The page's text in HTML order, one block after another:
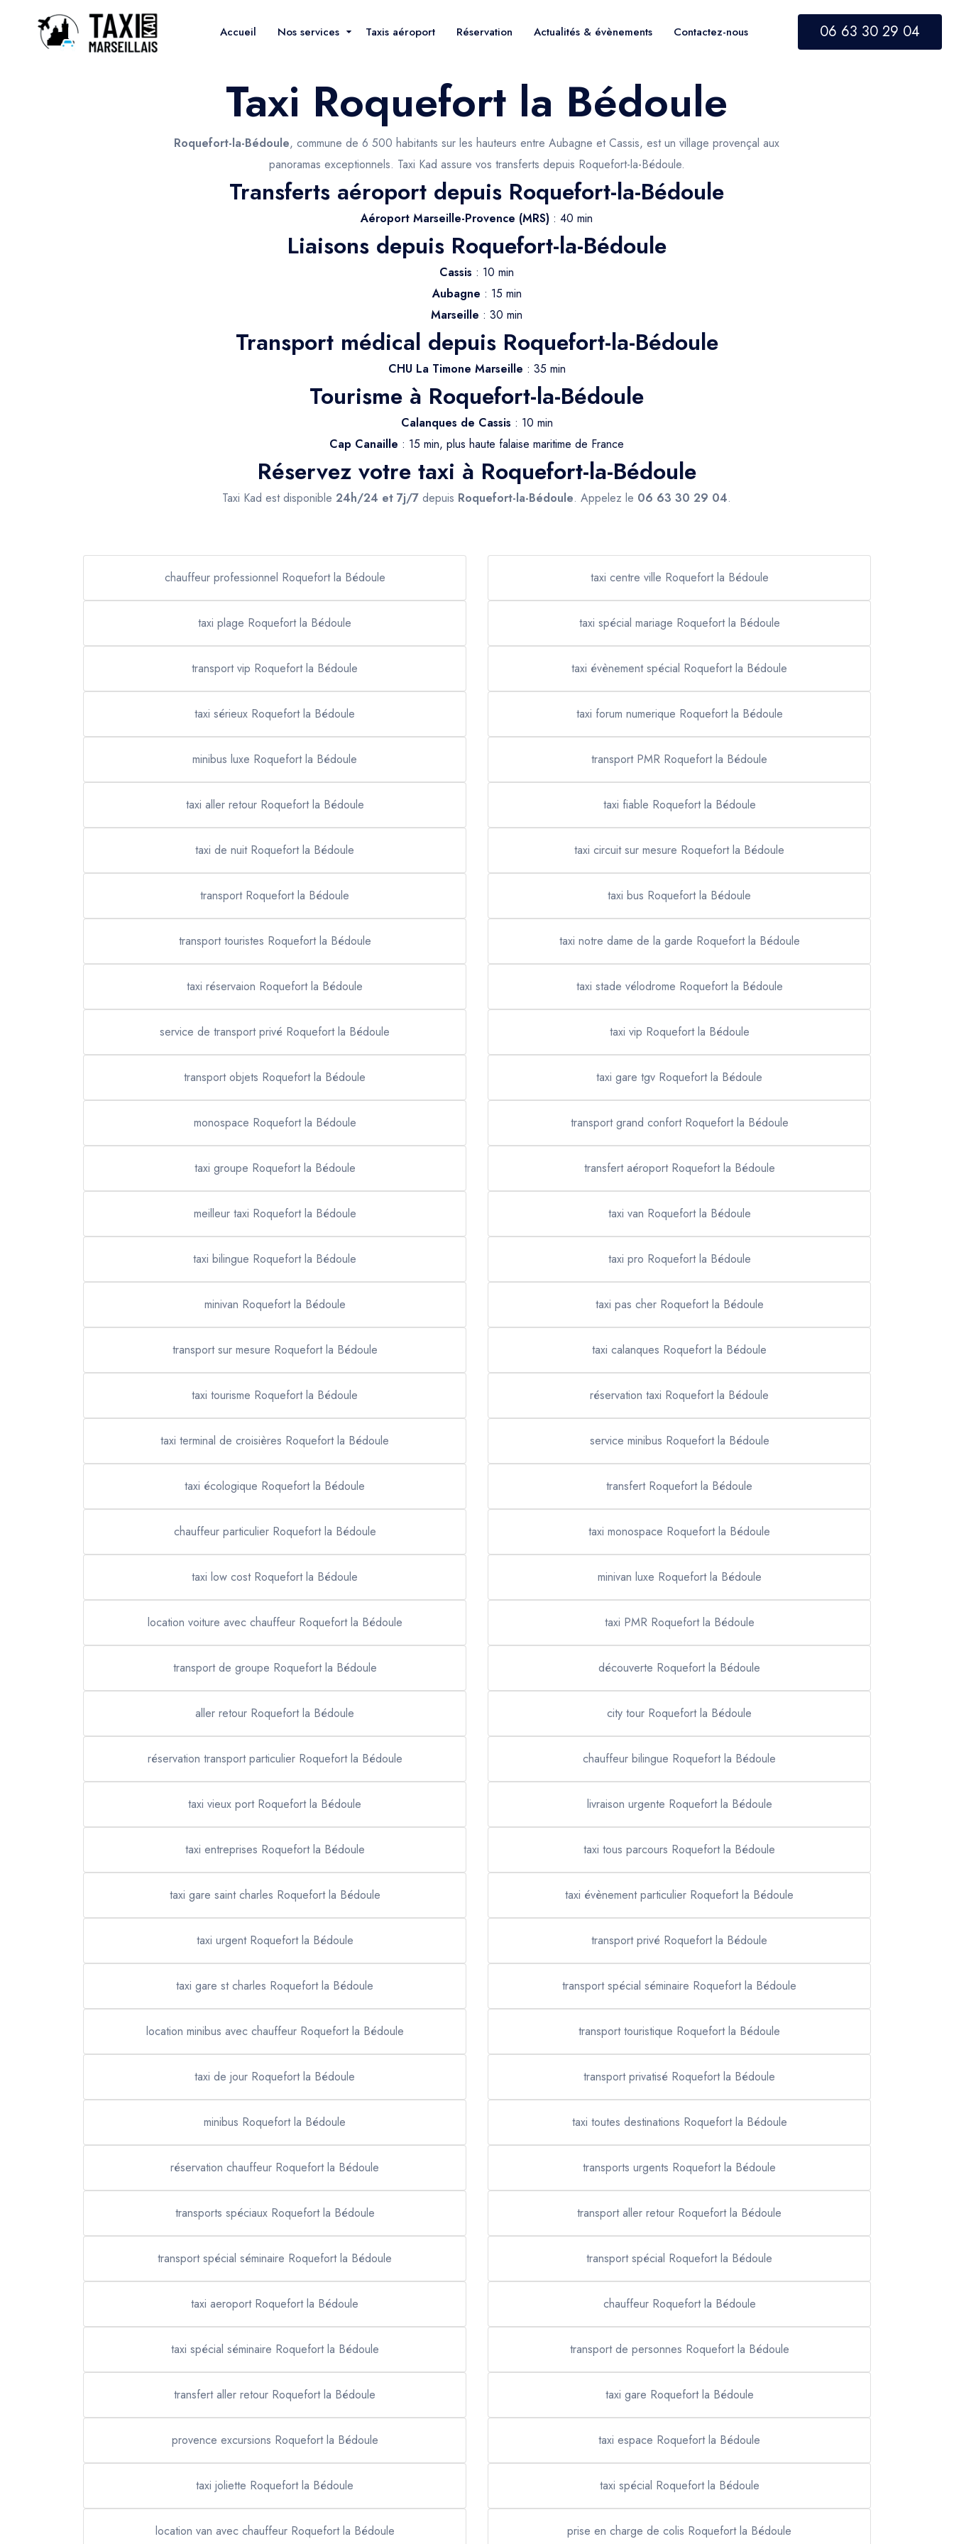
Accueil Nos services Taxis aéroport Réservation Actualités & évènements Contactez-nous 06 63 30 29 04
Taxi Roquefort la Bédoule
Roquefort-la-Bédoule, commune de 6 500 habitants sur les hauteurs entre Aubagne et Cassis, est un village provençal aux
panoramas exceptionnels. Taxi Kad assure vos transferts depuis Roquefort-la-Bédoule.
Transferts aéroport depuis Roquefort-la-Bédoule
Aéroport Marseille-Provence (MRS) : 40 min
Liaisons depuis Roquefort-la-Bédoule
Cassis : 10 min
Aubagne : 15 min
Marseille : 30 min
Transport médical depuis Roquefort-la-Bédoule
CHU La Timone Marseille : 35 min
Tourisme à Roquefort-la-Bédoule
Calanques de Cassis : 10 min
Cap Canaille : 15 min, plus haute falaise maritime de France
Réservez votre taxi à Roquefort-la-Bédoule
Taxi Kad est disponible24h/24 et 7j/7 depuis Roquefort-la-Bédoule. Appelez le 06 63 30 29 04.
chauffeur professionnel Roquefort la Bédoule taxi centre ville Roquefort la Bédoule
taxi plage Roquefort la Bédoule taxi spécial mariage Roquefort la Bédoule
transport vip Roquefort la Bédoule taxi évènement spécial Roquefort la Bédoule
taxi sérieux Roquefort la Bédoule taxi forum numerique Roquefort la Bédoule
minibus luxe Roquefort la Bédoule transport PMR Roquefort la Bédoule
taxi aller retour Roquefort la Bédoule taxi fiable Roquefort la Bédoule
taxi de nuit Roquefort la Bédoule taxi circuit sur mesure Roquefort la Bédoule
transport Roquefort la Bédoule taxi bus Roquefort la Bédoule
transport touristes Roquefort la Bédoule taxi notre dame de la garde Roquefort la Bédoule
taxi réservaion Roquefort la Bédoule taxi stade vélodrome Roquefort la Bédoule
service de transport privé Roquefort la Bédoule taxi vip Roquefort la Bédoule
transport objets Roquefort la Bédoule taxi gare tgv Roquefort la Bédoule
monospace Roquefort la Bédoule transport grand confort Roquefort la Bédoule
taxi groupe Roquefort la Bédoule transfert aéroport Roquefort la Bédoule
meilleur taxi Roquefort la Bédoule taxi van Roquefort la Bédoule
taxi bilingue Roquefort la Bédoule taxi pro Roquefort la Bédoule
minivan Roquefort la Bédoule taxi pas cher Roquefort la Bédoule
transport sur mesure Roquefort la Bédoule taxi calanques Roquefort la Bédoule
taxi tourisme Roquefort la Bédoule réservation taxi Roquefort la Bédoule
taxi terminal de croisières Roquefort la Bédoule service minibus Roquefort la Bédoule
taxi écologique Roquefort la Bédoule transfert Roquefort la Bédoule
chauffeur particulier Roquefort la Bédoule taxi monospace Roquefort la Bédoule
taxi low cost Roquefort la Bédoule minivan luxe Roquefort la Bédoule
location voiture avec chauffeur Roquefort la Bédoule taxi PMR Roquefort la Bédoule
transport de groupe Roquefort la Bédoule découverte Roquefort la Bédoule
aller retour Roquefort la Bédoule city tour Roquefort la Bédoule
réservation transport particulier Roquefort la Bédoule chauffeur bilingue Roquefort la Bédoule
taxi vieux port Roquefort la Bédoule livraison urgente Roquefort la Bédoule
taxi entreprises Roquefort la Bédoule taxi tous parcours Roquefort la Bédoule
taxi gare saint charles Roquefort la Bédoule taxi évènement particulier Roquefort la Bédoule
taxi urgent Roquefort la Bédoule transport privé Roquefort la Bédoule
taxi gare st charles Roquefort la Bédoule transport spécial séminaire Roquefort la Bédoule
location minibus avec chauffeur Roquefort la Bédoule transport touristique Roquefort la Bédoule
taxi de jour Roquefort la Bédoule transport privatisé Roquefort la Bédoule
minibus Roquefort la Bédoule taxi toutes destinations Roquefort la Bédoule
réservation chauffeur Roquefort la Bédoule transports urgents Roquefort la Bédoule
transports spéciaux Roquefort la Bédoule transport aller retour Roquefort la Bédoule
transport spécial séminaire Roquefort la Bédoule transport spécial Roquefort la Bédoule
taxi aeroport Roquefort la Bédoule chauffeur Roquefort la Bédoule
taxi spécial séminaire Roquefort la Bédoule transport de personnes Roquefort la Bédoule
transfert aller retour Roquefort la Bédoule taxi gare Roquefort la Bédoule
provence excursions Roquefort la Bédoule taxi espace Roquefort la Bédoule
taxi joliette Roquefort la Bédoule taxi spécial Roquefort la Bédoule
location van avec chauffeur Roquefort la Bédoule prise en charge de colis Roquefort la Bédoule